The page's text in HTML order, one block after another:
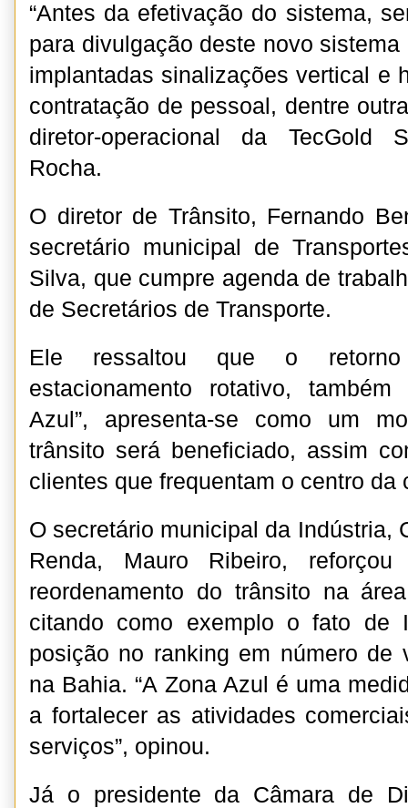
“Antes da efetivação do sistema,
para divulgação deste novo
implantadas sinalizações vertical e
contratação de pessoal, dentre
diretor-operacional da TecGold
Rocha.
O diretor de Trânsito, Fernando
secretário municipal de
Silva, que cumpre agenda de
de Secretários de Transporte.
Ele ressaltou que o
estacionamento rotativo,
Azul”, apresenta-se como um
trânsito será beneficiado, assim
clientes que frequentam o centro da
O secretário municipal da Indústria,
Renda, Mauro Ribeiro,
reordenamento do trânsito na
citando como exemplo o fato de
posição no ranking em número de
na Bahia. “A Zona Azul é uma
a fortalecer as atividades
serviços”, opinou.
Já o presidente da Câmara de